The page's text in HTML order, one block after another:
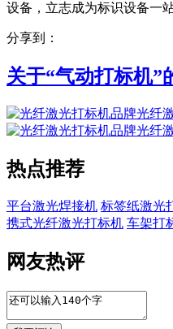
设备，立志成为标识设备一
分享到：
关于“气动打标机”
光纤
光纤
热点推荐
平台激光焊接机 标签纸激光
携式光纤激光打标机 车架打
网友热评